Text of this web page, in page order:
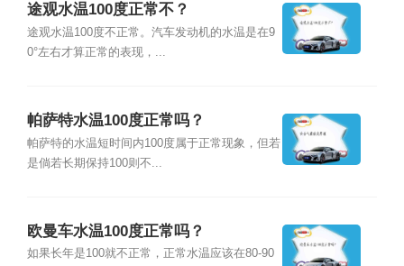
途观水温100度正常不？
途观水温100度不正常。汽车发动机的水温是在9
0°左右才算正常的表现，...
帕萨特水温100度正常吗？
帕萨特的水温短时间内100度属于正常现象，但若
是倘若长期保持100则不...
欧曼车水温100度正常吗？
如果长年是100就不正常，正常水温应该在80-90